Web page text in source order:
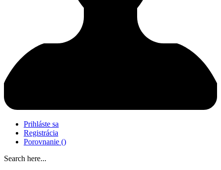
Prihláste sa
Registrácia
Porovnanie ()
Search here...